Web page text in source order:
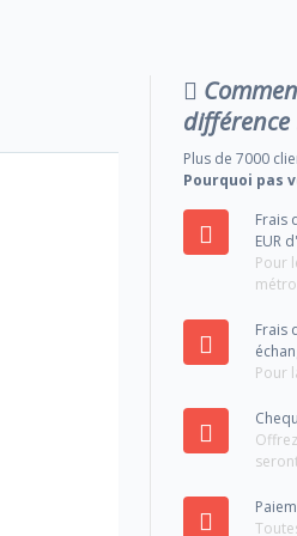
différence
Plus de 7000
Pourquoi pas
Frais
EUR
Pour
Frais
Pour